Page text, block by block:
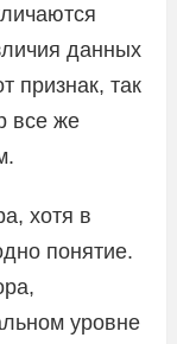
данных
признак, так
все же
хотя в
понятие.
уровне